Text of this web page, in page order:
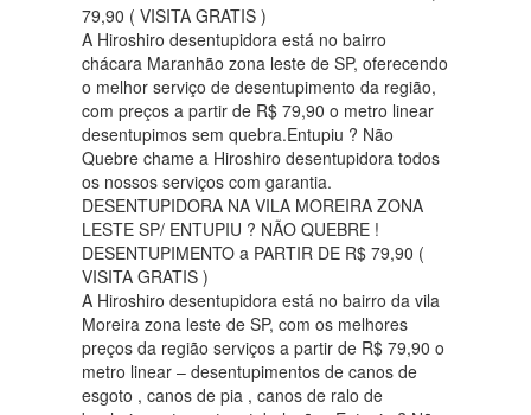
79,90 ( VISITA GRATIS )
A Hiroshiro desentupidora está no bairro
chácara Maranhão zona leste de SP, oferecendo
o melhor serviço de desentupimento da região,
com preços a partir de R$ 79,90 o metro linear
desentupimos sem quebra.Entupiu ? Não
Quebre chame a Hiroshiro desentupidora todos
os nossos serviços com garantia.
DESENTUPIDORA NA VILA MOREIRA ZONA
LESTE SP/ ENTUPIU ? NÃO QUEBRE !
DESENTUPIMENTO a PARTIR DE R$ 79,90 (
VISITA GRATIS )
A Hiroshiro desentupidora está no bairro da vila
Moreira zona leste de SP, com os melhores
preços da região serviços a partir de R$ 79,90 o
metro linear – desentupimentos de canos de
esgoto , canos de pia , canos de ralo de